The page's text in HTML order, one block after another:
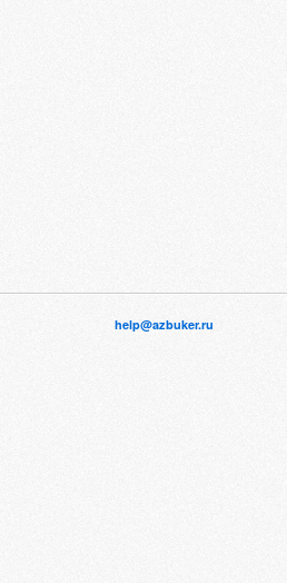
help@azbuker.ru